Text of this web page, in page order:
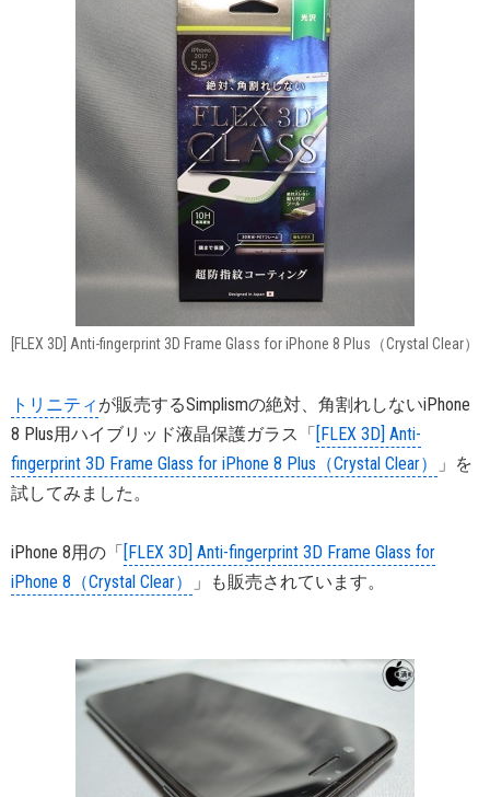
[FLEX 3D] Anti-fingerprint 3D Frame Glass for iPhone 8 Plus（Crystal Clear）
トリニティ が販売するSimplismの絶対、角割れしないiPhone
8 Plus用ハイブリッド液晶保護ガラス「[FLEX 3D] Anti-
fingerprint 3D Frame Glass for iPhone 8 Plus（Crystal Clear）
」を
試してみました。
iPhone 8用の「[FLEX 3D] Anti-fingerprint 3D Frame Glass for
iPhone 8（Crystal Clear）
」も販売されています。